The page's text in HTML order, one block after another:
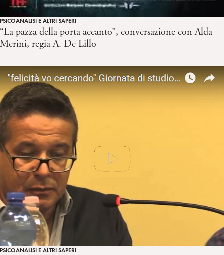
PSICOANALISI E ALTRI SAPERI
“La pazza della porta accanto”, conversazione con Alda
Merini, regia A. De Lillo
PSICOANALISI E ALTRI SAPERI